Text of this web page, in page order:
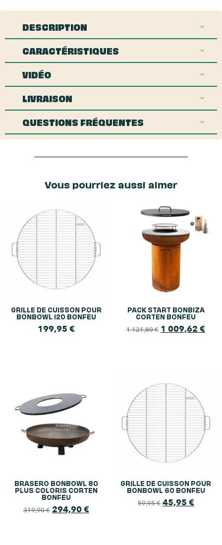
DESCRIPTION
CARACTÉRISTIQUES
VIDÉO
LIVRAISON
QUESTIONS FRÉQUENTES
Vous pourriez aussi aimer
GRILLE DE CUISSON POUR
BONBOWL 120 BONFEU
199,95 €
PACK START BONBIZA
CORTEN BONFEU
1 121,80€ 1 009,62€
BRASERO BONBOWL 80
PLUS COLORIS CORTEN
BONFEU
319,90€ 294,90€
GRILLE DE CUISSON POUR
BONBOWL 60 BONFEU
59,95€ 45,95 €